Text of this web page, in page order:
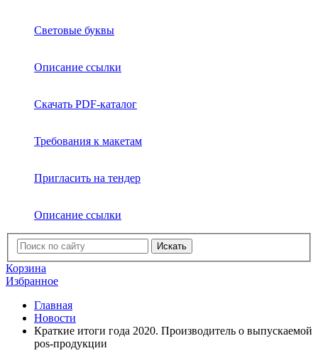
Световые буквы
Описание ссылки
Скачать PDF-каталог
Требования к макетам
Пригласить на тендер
Описание ссылки
Искать
Корзина
Избранное
Главная
Новости
Краткие итоги года 2020. Производитель о выпускаемой
pos-продукции